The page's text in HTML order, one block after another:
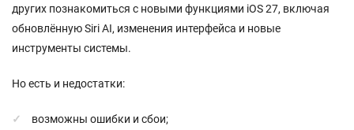
других познакомиться с новыми функциями iOS 27, включая
обновлённую Siri AI, изменения интерфейса и новые
инструменты системы.
Но есть и недостатки:
возможны ошибки и сбои;